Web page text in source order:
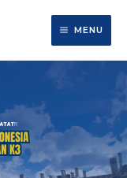
MENU